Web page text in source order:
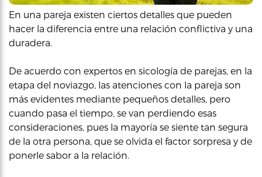
En una pareja existen ciertos detalles que pueden
hacer la diferencia entre una relación conflictiva y una
duradera.
De acuerdo con expertos en sicología de parejas, en la
etapa del noviazgo, las atenciones con la pareja son
más evidentes mediante pequeños detalles, pero
cuando pasa el tiempo, se van perdiendo esas
consideraciones, pues la mayoría se siente tan segura
de la otra persona, que se olvida el factor sorpresa y de
ponerle sabor a la relación.